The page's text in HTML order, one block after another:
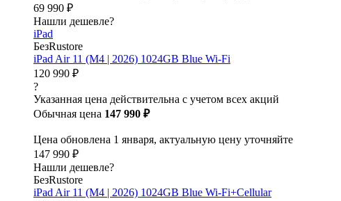
69 990 ₽
Нашли дешевле?
iPad
БезRustore
iPad Air 11 (M4 | 2026) 1024GB Blue Wi-Fi
120 990 ₽
?
Указанная цена действительна с учетом всех акций
Обычная цена 147 990 ₽
Цена обновлена 1 января, актуальную цену уточняйте
147 990 ₽
Нашли дешевле?
БезRustore
iPad Air 11 (M4 | 2026) 1024GB Blue Wi-Fi+Cellular